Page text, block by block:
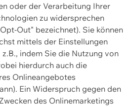
oder der Verarbeitung Ihrer
zu widersprechen
Out" bezeichnet). Sie können
mittels der Einstellungen
indem Sie die Nutzung von
hierdurch auch die
Onlineangebotes
Ein Widerspruch gegen den
des Onlinemarketings